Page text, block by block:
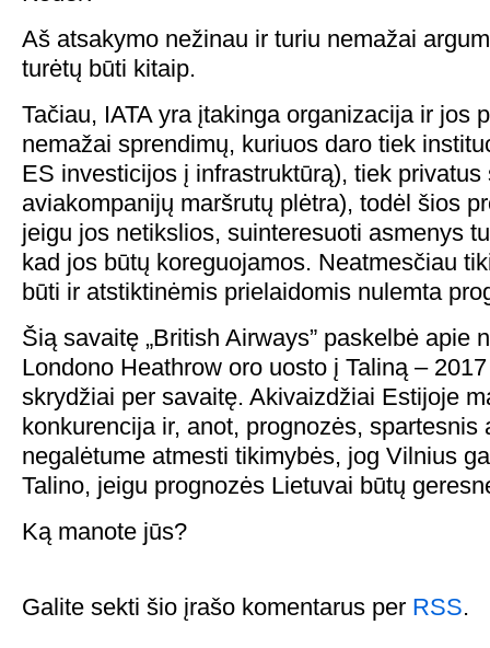
Aš atsakymo nežinau ir turiu nemažai
turėtų būti kitaip.
Tačiau, IATA yra įtakinga organizacija ir jos
nemažai sprendimų, kuriuos daro tiek
ES investicijos į infrastruktūrą), tiek
aviakompanijų maršrutų plėtra), todėl šios
jeigu jos netikslios, suinteresuoti asmenys
kad jos būtų koreguojamos. Neatmesčiau
būti ir atstiktinėmis prielaidomis nulemta
Šią savaitę „British Airways” paskelbė apie
Londono Heathrow oro uosto į Taliną –
skrydžiai per savaitę. Akivaizdžiai Estijoje
konkurencija ir, anot, prognozės, spartesnis
negalėtume atmesti tikimybės, jog Vilnius
Talino, jeigu prognozės Lietuvai būtų
Ką manote jūs?
Galite sekti šio įrašo komentarus per RSS.